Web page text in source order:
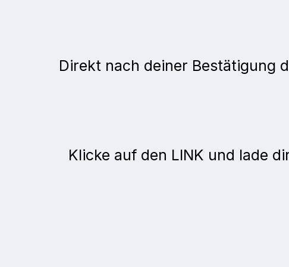
Direkt nach deiner Bestätigung
Klicke auf den LINK und lade